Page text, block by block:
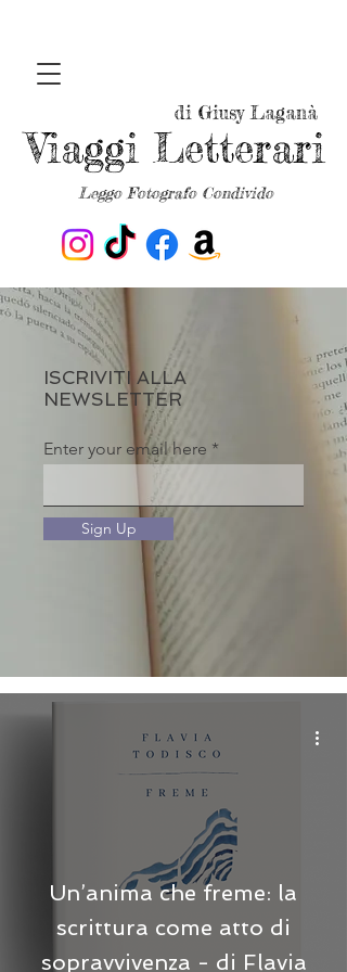
Leggo Fotografo Condivido
Viaggi Letterari
di Giusy Laganà
ISCRIVITI ALLA
NEWSLETTER
Enter your email here
Sign Up
Un’anima che freme: la
scrittura come atto di
sopravvivenza - di Flavia